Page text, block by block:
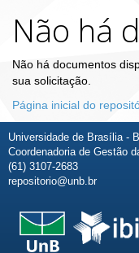
Não há
Não há documentos
sua solicitação.
Página inicial do
Universidade de Brasília -
Coordenadoria de Gestão
(61) 3107-2683
repositorio@unb.br